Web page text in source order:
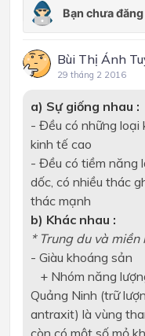
Bùi Thị Ánh
29 tháng 2 2016
a) Sự giống nhau :
- Đều có những loại
kinh tế cao
- Đều có tiềm năng
dốc, có nhiều thác
thác mạnh
b) Khác nhau :
* Trung du và miền
- Giàu khoáng sản
+ Nhóm năng
Quảng Ninh (trữ
antraxit) là vùng